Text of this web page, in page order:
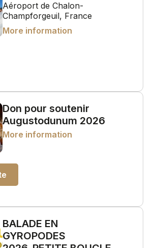
Aéroport de Chalon-
Champforgeuil, France
More information
Don pour soutenir
Augustodunum 2026
More information
BALADE EN
GYROPODES